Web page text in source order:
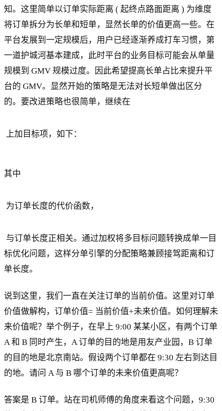
知。这里简单以订单实际距离 ( 起终点路面距离 ) 为维度
将订单拆分为长单和短单，显然长单的价值更高一些。在
平台发展到一定规模后，用户已经逐渐养成打车习惯，第
一道护城河基本建成，此时平台的业务目标可能会从单量
规模到 GMV 规模过度。因此希望提高长单占比来提升平
台的 GMV。显然开始的策略是无法对长短单做出区分
的。要改进策略也很简单，继续在
上加目标项，如下：
其中
为订单长度的代价函数，
与订单长度正相关。通过加权将多目标问题转换成单一目
标优化问题，这样分单引擎的分配策略兼顾接驾距离和订
单长度。
说到这里，我们一直在关注订单的当前价值。这里对订单
价值做解构，订单价值= 当前价值+未来价值。如何理解未
来价值呢？举个例子，在早上 9:00 某某小区，有两个订单
A 和 B 同时产生，A 订单的目的地是用友产业园，B 订单
的目的地是北京南站。假设两个订单都在 9:30 左右到达目
的地。请问 A 与 B 哪个订单的未来价值更高呢？
答案是 B 订单。站在司机师傅的角度来看这个问题，9:30